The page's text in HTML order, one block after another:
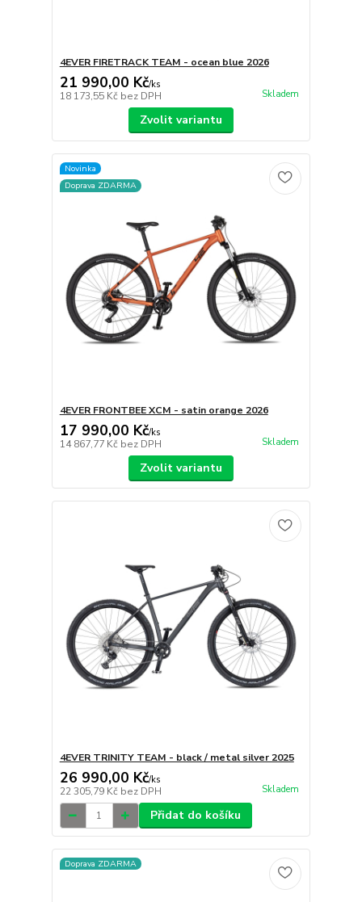
4EVER FIRETRACK TEAM - ocean blue 2026
21 990,00 Kč/ks
18 173,55 Kč bez DPH Skladem
Zvolit variantu
Novinka
Doprava ZDARMA
4EVER FRONTBEE XCM - satin orange 2026
17 990,00 Kč/ks
14 867,77 Kč bez DPH Skladem
Zvolit variantu
4EVER TRINITY TEAM - black / metal silver 2025
26 990,00 Kč/ks
22 305,79 Kč bez DPH Skladem
Přidat do košíku
Doprava ZDARMA